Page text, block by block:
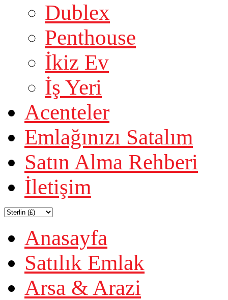
Dublex
Penthouse
İkiz Ev
İş Yeri
Acenteler
Emlağınızı Satalım
Satın Alma Rehberi
İletişim
Anasayfa
Satılık Emlak
Arsa & Arazi